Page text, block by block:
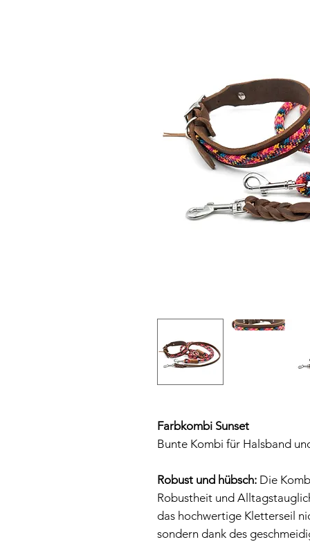
Farbkombi Sunset
Bunte Kombi für Halsband
Robust und hübsch: Die
Robustheit und
das hochwertige Kletterseil
sondern dank des